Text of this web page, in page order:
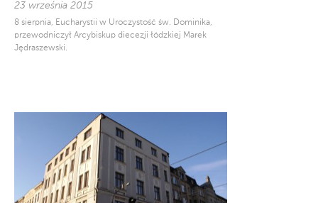
23 września 2015
8 sierpnia, Eucharystii w Uroczystość św. Dominika,
przewodniczył Arcybiskup diecezji łódzkiej Marek
Jędraszewski.